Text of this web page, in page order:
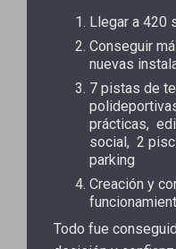
Llegar a 420
Conseguir
nuevas
7 pistas de
prácticas,
social, 2
parking
Creación y
Todo fue